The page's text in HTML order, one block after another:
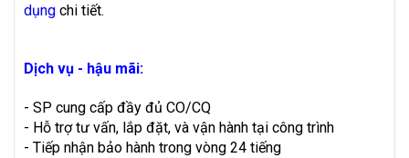
dụng chi tiết.
Dịch vụ - hậu mãi:
- SP cung cấp đầy đủ CO/CQ
- Hỗ trợ tư vấn, lắp đặt, và vận hành tại công trình
- Tiếp nhận bảo hành trong vòng 24 tiếng